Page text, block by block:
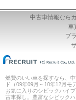
中古車情報なら
車
プ
燃費のいい車を探すなら、
ド（09年09月～10年12月モ
お気に入りのシビックハイ
古車探し。豊富なシビック